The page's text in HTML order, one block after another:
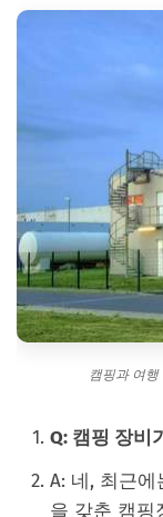
캠핑과 여
Q: 캠핑 장비
A: 네, 최근
을 갖춘 캠핑